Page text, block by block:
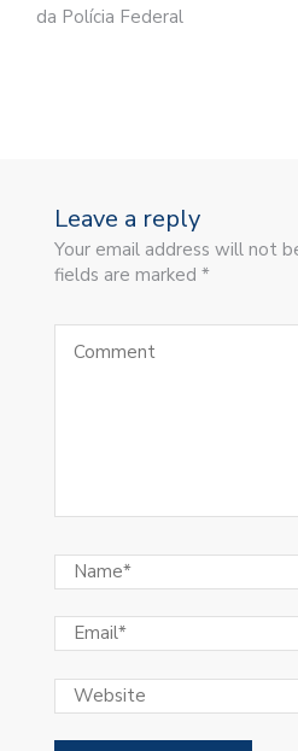
da Polícia Federal
Leave a reply
Your email address will not
fields are marked *